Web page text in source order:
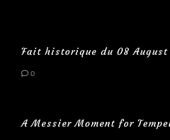
Fait historique du 08 August
0
A Messier Moment for